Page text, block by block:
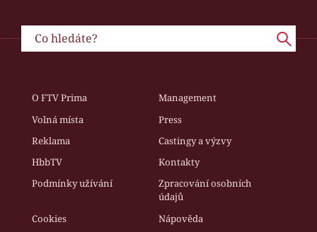
O FTV Prima
Management
Volná místa
Press
Reklama
Castingy a výzvy
HbbTV
Kontakty
Podmínky užívání
Zpracování osobních
údajů
Cookies
Nápověda